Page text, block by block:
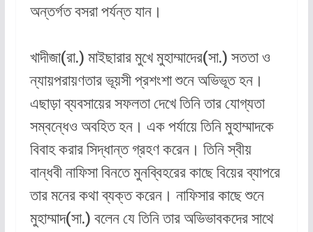
অন্তর্গত বসরা পর্যন্ত যান।
খাদীজা(রা.) মাইছারার মুখে মুহাম্মাদের(সা.) সততা ও
ন্যায়পরায়ণতার ভূয়সী প্রশংশা শুনে অভিভূত হন।
এছাড়া ব্যবসায়ের সফলতা দেখে তিনি তার যোগ্যতা
সম্বন্ধেও অবহিত হন। এক পর্যায়ে তিনি মুহাম্মাদকে
বিবাহ করার সিদ্ধান্ত গ্রহণ করেন। তিনি স্বীয়
বান্ধবী নাফিসা বিনতে মুনব্বিহরের কাছে বিয়ের ব্যাপরে
তার মনের কথা ব্যক্ত করেন। নাফিসার কাছে শুনে
মুহাম্মাদ(সা.) বলেন যে তিনি তার অভিভাবকদের সাথে